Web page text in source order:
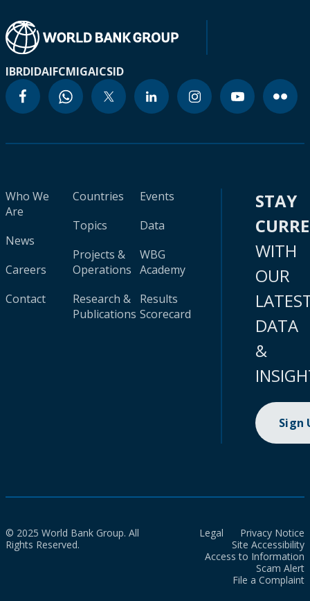
IBRDIDAIFCMIGAICSID
Who We
Are
News
Careers
Contact
Countries
Topics
Projects &
Operations
Research &
Publications
Events
Data
WBG
Academy
Results
Scorecard
STAY
WITH
OUR
DATA
&
Sign
© 2025 World Bank Group. All
Rights Reserved.
Legal
Privacy Notice
Site Accessibility
Access to Information
Scam Alert
File a Complaint